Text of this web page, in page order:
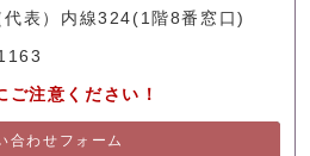
表）内線324(1階8番窓口)
ご注意ください！
合わせフォーム